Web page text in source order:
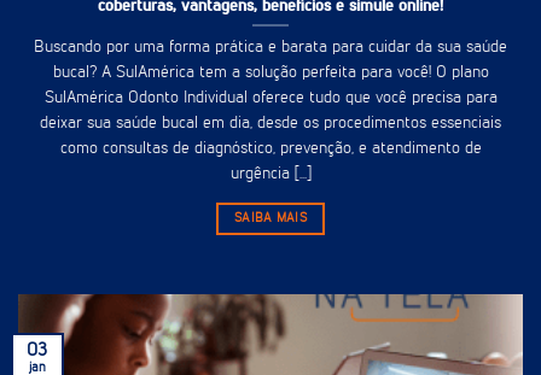
coberturas, vantagens, benefícios e simule online!
Buscando por uma forma prática e barata para cuidar da sua saúde
bucal? A SulAmérica tem a solução perfeita para você! O plano
SulAmérica Odonto Individual oferece tudo que você precisa para
deixar sua saúde bucal em dia, desde os procedimentos essenciais
como consultas de diagnóstico, prevenção, e atendimento de
urgência [...]
SAIBA MAIS
03
jan